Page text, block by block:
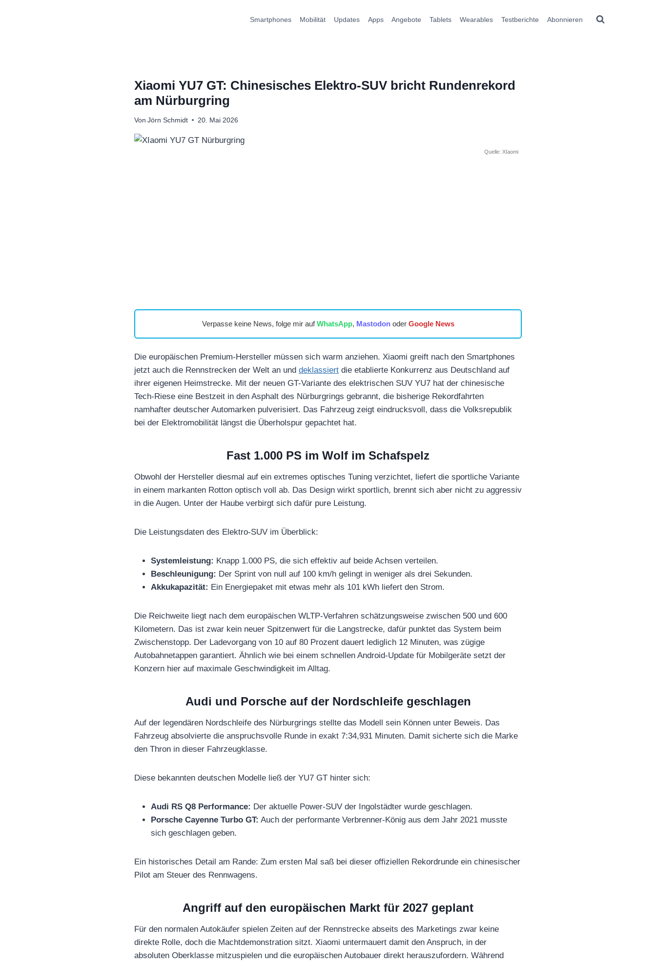
Smartphones Mobilität Updates Apps Angebote Tablets Wearables Testberichte Abonnieren
Xiaomi YU7 GT: Chinesisches Elektro-SUV bricht Rundenrekord
am Nürburgring
Von Jörn Schmidt 20. Mai 2026
Quelle: XIaomi
Verpasse keine News, folge mir aufWhatsApp, Mastodonoder Google News
Die europäischen Premium-Hersteller müssen sich warm anziehen. Xiaomi greift nach den Smartphones
jetzt auch die Rennstrecken der Welt an und deklassiert die etablierte Konkurrenz aus Deutschland auf
ihrer eigenen Heimstrecke. Mit der neuen GT-Variante des elektrischen SUV YU7 hat der chinesische
Tech-Riese eine Bestzeit in den Asphalt des Nürburgrings gebrannt, die bisherige Rekordfahrten
namhafter deutscher Automarken pulverisiert. Das Fahrzeug zeigt eindrucksvoll, dass die Volksrepublik
bei der Elektromobilität längst die Überholspur gepachtet hat.
Fast 1.000 PS im Wolf im Schafspelz
Obwohl der Hersteller diesmal auf ein extremes optisches Tuning verzichtet, liefert die sportliche Variante
in einem markanten Rotton optisch voll ab. Das Design wirkt sportlich, brennt sich aber nicht zu aggressiv
in die Augen. Unter der Haube verbirgt sich dafür pure Leistung.
Die Leistungsdaten des Elektro-SUV im Überblick:
Systemleistung: Knapp 1.000 PS, die sich effektiv auf beide Achsen verteilen.
Beschleunigung: Der Sprint von null auf 100 km/h gelingt in weniger als drei Sekunden.
Akkukapazität: Ein Energiepaket mit etwas mehr als 101 kWh liefert den Strom.
Die Reichweite liegt nach dem europäischen WLTP-Verfahren schätzungsweise zwischen 500 und 600
Kilometern. Das ist zwar kein neuer Spitzenwert für die Langstrecke, dafür punktet das System beim
Zwischenstopp. Der Ladevorgang von 10 auf 80 Prozent dauert lediglich 12 Minuten, was zügige
Autobahnetappen garantiert. Ähnlich wie bei einem schnellen Android-Update für Mobilgeräte setzt der
Konzern hier auf maximale Geschwindigkeit im Alltag.
Audi und Porsche auf der Nordschleife geschlagen
Auf der legendären Nordschleife des Nürburgrings stellte das Modell sein Können unter Beweis. Das
Fahrzeug absolvierte die anspruchsvolle Runde in exakt 7:34,931 Minuten. Damit sicherte sich die Marke
den Thron in dieser Fahrzeugklasse.
Diese bekannten deutschen Modelle ließ der YU7 GT hinter sich:
Audi RS Q8 Performance: Der aktuelle Power-SUV der Ingolstädter wurde geschlagen.
Porsche Cayenne Turbo GT: Auch der performante Verbrenner-König aus dem Jahr 2021 musste
sich geschlagen geben.
Ein historisches Detail am Rande: Zum ersten Mal saß bei dieser offiziellen Rekordrunde ein chinesischer
Pilot am Steuer des Rennwagens.
Angriff auf den europäischen Markt für 2027 geplant
Für den normalen Autokäufer spielen Zeiten auf der Rennstrecke abseits des Marketings zwar keine
direkte Rolle, doch die Machtdemonstration sitzt. Xiaomi untermauert damit den Anspruch, in der
absoluten Oberklasse mitzuspielen und die europäischen Autobauer direkt herauszufordern. Während